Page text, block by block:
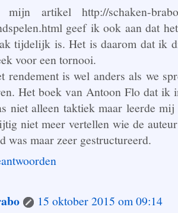
artikel http://schaken-
geef ik ook aan dat
tijdelijk is. Het is daarom dat ik
voor een tornooi.
rendement is wel anders als we
Het boek van Antoon Flo dat ik
niet alleen taktiek maar leerde
niet meer vertellen wie de
was maar zeer gestructureerd.
15 oktober 2015 om 09:14